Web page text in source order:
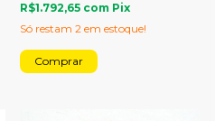
R$1.792,65 com Pix
Só restam 2 em estoque!
Comprar